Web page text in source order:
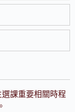
課重要相關時程